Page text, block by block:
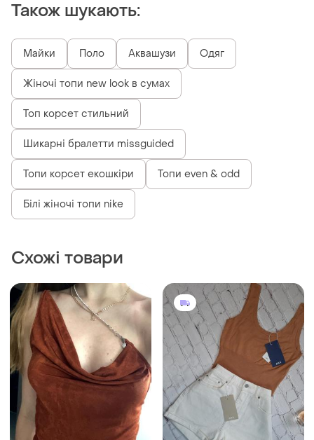
Також шукають:
Майки Поло Аквашузи Одяг
Жіночі топи new look в сумах
Топ корсет стильний
Шикарні бралетти missguided
Топи корсет екошкіри Топи even & odd
Білі жіночі топи nike
Схожі товари